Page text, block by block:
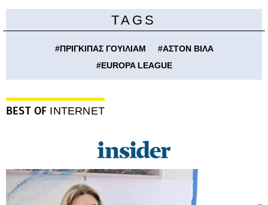
TAGS
#ΠΡΙΓΚΙΠΑΣ ΓΟΥΙΛΙΑΜ #ΑΣΤΟΝ ΒΙΛΑ
#EUROPA LEAGUE
BEST OF INTERNET